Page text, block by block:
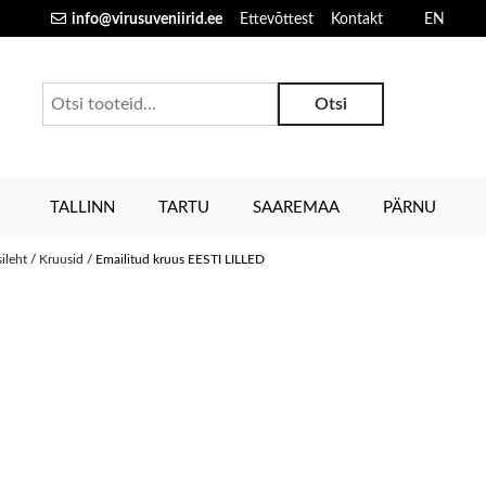
info@virusuveniirid.ee Ettevõttest Kontakt EN
Otsi:
Otsi
TALLINN TARTU SAAREMAA PÄRNU
/ Kruusid / Emailitud kruus EESTI LILLED